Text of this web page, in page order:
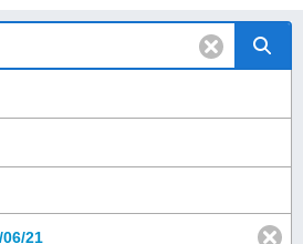
21